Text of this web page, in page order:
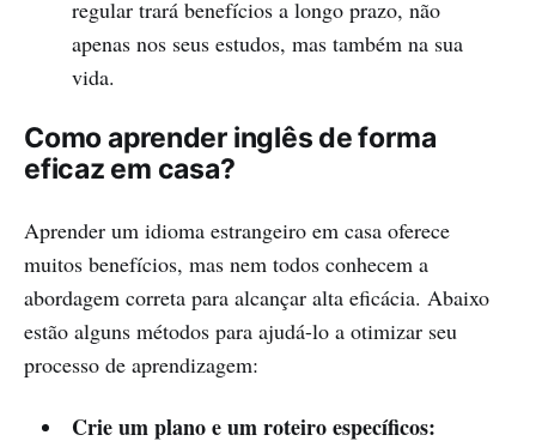
regular trará benefícios a longo prazo, não
apenas nos seus estudos, mas também na sua
vida.
Como aprender inglês de forma
eficaz em casa?
Aprender um idioma estrangeiro em casa oferece
muitos benefícios, mas nem todos conhecem a
abordagem correta para alcançar alta eficácia. Abaixo
estão alguns métodos para ajudá-lo a otimizar seu
processo de aprendizagem:
Crie um plano e um roteiro específicos: